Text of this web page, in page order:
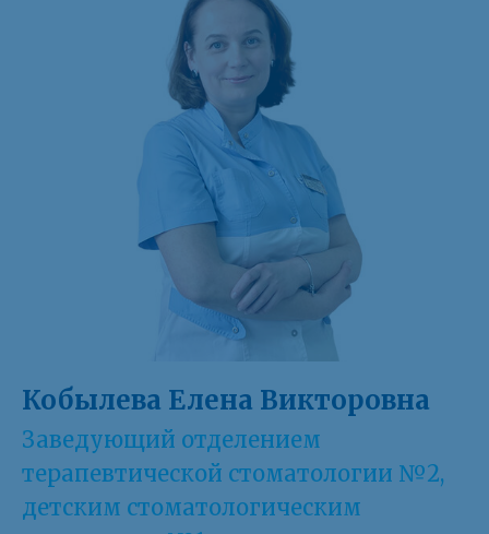
Кобылева Елена Викторовна
Заведующий отделением
терапевтической стоматологии №2,
детским стоматологическим